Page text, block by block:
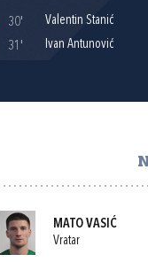
30'
Valentin Stanić
31'
Ivan Antunović
MATO VASIĆ
Vratar